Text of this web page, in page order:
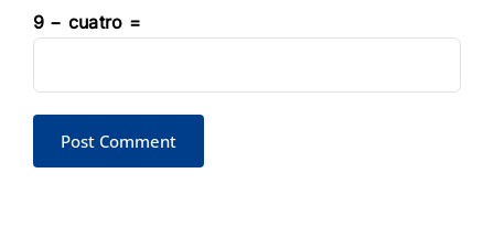
9 − cuatro =